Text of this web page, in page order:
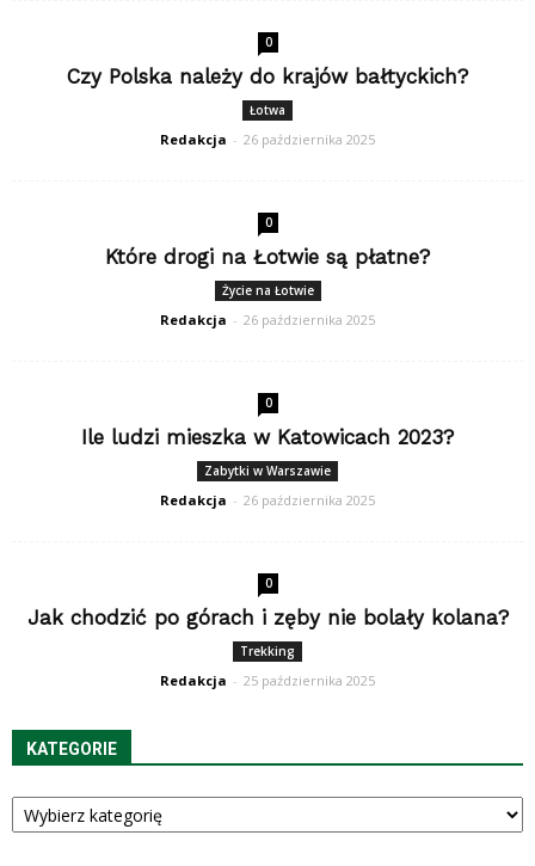
0
Czy Polska należy do krajów bałtyckich?
Łotwa
Redakcja - 26 października 2025
0
Które drogi na Łotwie są płatne?
Życie na Łotwie
Redakcja - 26 października 2025
0
Ile ludzi mieszka w Katowicach 2023?
Zabytki w Warszawie
Redakcja - 26 października 2025
0
Jak chodzić po górach i zęby nie bolały kolana?
Trekking
Redakcja - 25 października 2025
KATEGORIE
Kategorie